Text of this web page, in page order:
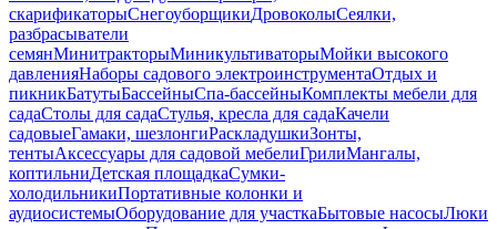
скарификаторыСнегоуборщикиДровоколыСеялки,
разбрасыватели
семянМинитракторыМиникультиваторыМойки высокого
давленияНаборы садового электроинструментаОтдых и
пикникБатутыБассейныСпа-бассейныКомплекты мебели для
садаСтолы для садаСтулья, кресла для садаКачели
садовыеГамаки, шезлонгиРаскладушкиЗонты,
тентыАксессуары для садовой мебелиГрилиМангалы,
коптильниДетская площадкаСумки-
холодильникиПортативные колонки и
аудиосистемыОборудование для участкаБытовые насосыЛюки